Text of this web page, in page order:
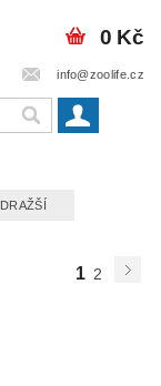
info@zoolife.cz
0 Kč
1 2